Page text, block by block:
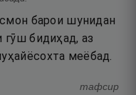
барои шунидан
бидиҳад, аз
меёбад.
тафсир